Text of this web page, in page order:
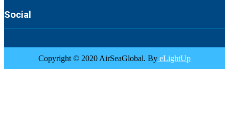
Social
Copyright © 2020 AirSeaGlobal. By eLightUp